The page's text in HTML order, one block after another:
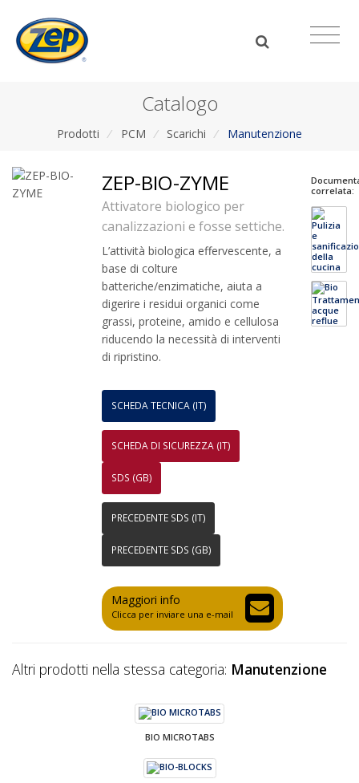
Catalogo
Prodotti / PCM / Scarichi / Manutenzione
ZEP-BIO-ZYME
Attivatore biologico per
canalizzazioni e fosse settiche.
L’attività biologica effervescente, a
base di colture
batteriche/enzimatiche, aiuta a
digerire i residui organici come
grassi, proteine, amido e cellulosa
riducendo la necessità di interventi
di ripristino.
SCHEDA TECNICA (IT)
SCHEDA DI SICUREZZA (IT)
SDS (GB)
PRECEDENTE SDS (IT)
PRECEDENTE SDS (GB)
Maggiori info
Clicca per inviare una e-mail
correlata:
Altri prodotti nella stessa categoria: Manutenzione
BIO MICROTABS